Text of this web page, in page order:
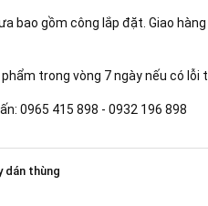
bao gồm công lắp đặt. Giao
trong vòng 7 ngày nếu có lỗi
0965 415 898 - 0932 196 898
dán thùng